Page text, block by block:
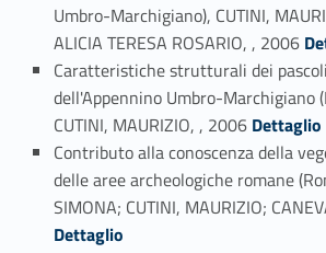
Umbro-Marchigiano), CUTINI,
ALICIA TERESA ROSARIO, , 2006 Link identifier #identifier_person_125693-59
Caratteristiche strutturali dei
dell'Appennino Umbro-Marchigiano
CUTINI, MAURIZIO, , 2006 Link identifier #identifier_person_121280-60
Dettaglio
Contributo alla conoscenza della
delle aree archeologiche romane
SIMONA; CUTINI, MAURIZIO;
Dettaglio